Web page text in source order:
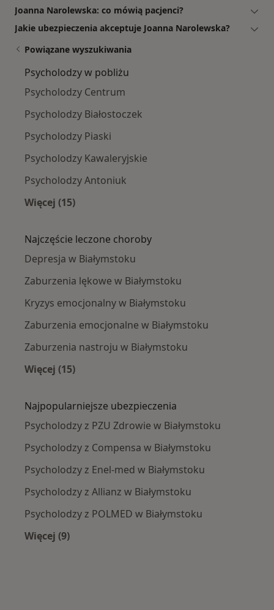
Joanna Narolewska: co mówią pacjenci?
Jakie ubezpieczenia akceptuje Joanna Narolewska?
Powiązane wyszukiwania
Psycholodzy w pobliżu
Psycholodzy Centrum
Psycholodzy Białostoczek
Psycholodzy Piaski
Psycholodzy Kawaleryjskie
Psycholodzy Antoniuk
Więcej (15)
Najczęście leczone choroby
Depresja w Białymstoku
Zaburzenia lękowe w Białymstoku
Kryzys emocjonalny w Białymstoku
Zaburzenia emocjonalne w Białymstoku
Zaburzenia nastroju w Białymstoku
Więcej (15)
Najpopularniejsze ubezpieczenia
Psycholodzy z PZU Zdrowie w Białymstoku
Psycholodzy z Compensa w Białymstoku
Psycholodzy z Enel-med w Białymstoku
Psycholodzy z Allianz w Białymstoku
Psycholodzy z POLMED w Białymstoku
Więcej (9)